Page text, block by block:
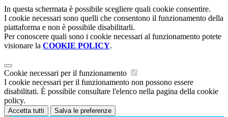
In questa schermata è possibile scegliere quali cookie consentire.
I cookie necessari sono quelli che consentono il funzionamento della
piattaforma e non è possibile disabilitarli.
Per conoscere quali sono i cookie necessari al funzionamento potete
visionare la COOKIE POLICY.
Cookie necessari per il funzionamento
I cookie necessari per il funzionamento non possono essere
disabilitati. È possibile consultare l'elenco nella pagina della cookie
policy.
Accetta tutti Salva le preferenze